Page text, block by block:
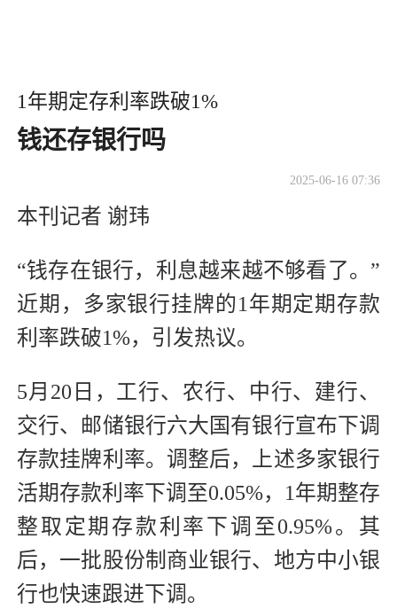
​1年期定存利率跌破1%
钱还存银行吗
2025-06-16 07:36
本刊记者 谢玮
“钱存在银行，利息越来越不够看了。”
近期，多家银行挂牌的1年期定期存款
利率跌破1%，引发热议。
5月20日，工行、农行、中行、建行、
交行、邮储银行六大国有银行宣布下调
存款挂牌利率。调整后，上述多家银行
活期存款利率下调至0.05%，1年期整存
整取定期存款利率下调至0.95%。其
后，一批股份制商业银行、地方中小银
行也快速跟进下调。